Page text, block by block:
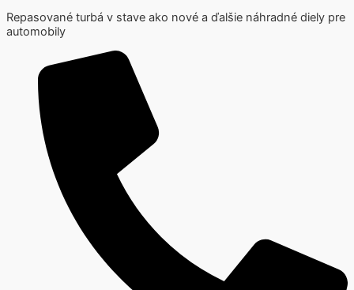
Repasované turbá v stave ako nové a ďalšie náhradné diely pre
automobily